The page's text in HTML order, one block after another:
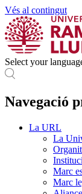
Vés al contingut
Select your
Navegació
La URL
La
Marc
Marc